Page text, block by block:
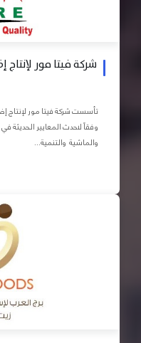
شركة فيتا مور لإنتاج
تأسست شركة فيتا مور لإنتاج
وفقاً لاحدث المعايير الحديثة
والماشية والتنمية...